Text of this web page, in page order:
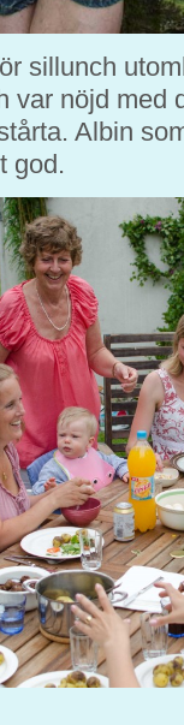
sillunch
var nöjd med
Albin
god.